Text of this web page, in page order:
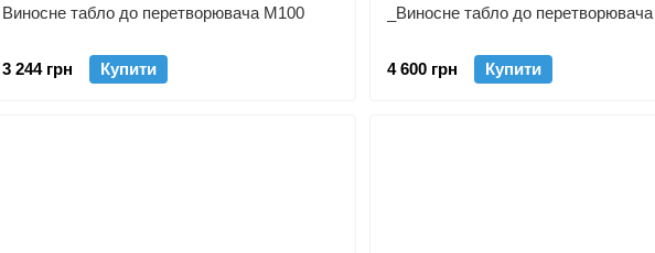
Виносне табло до перетворювача М100
3 244 грн Купити
_Виносне табло до
4 600 грн Купити